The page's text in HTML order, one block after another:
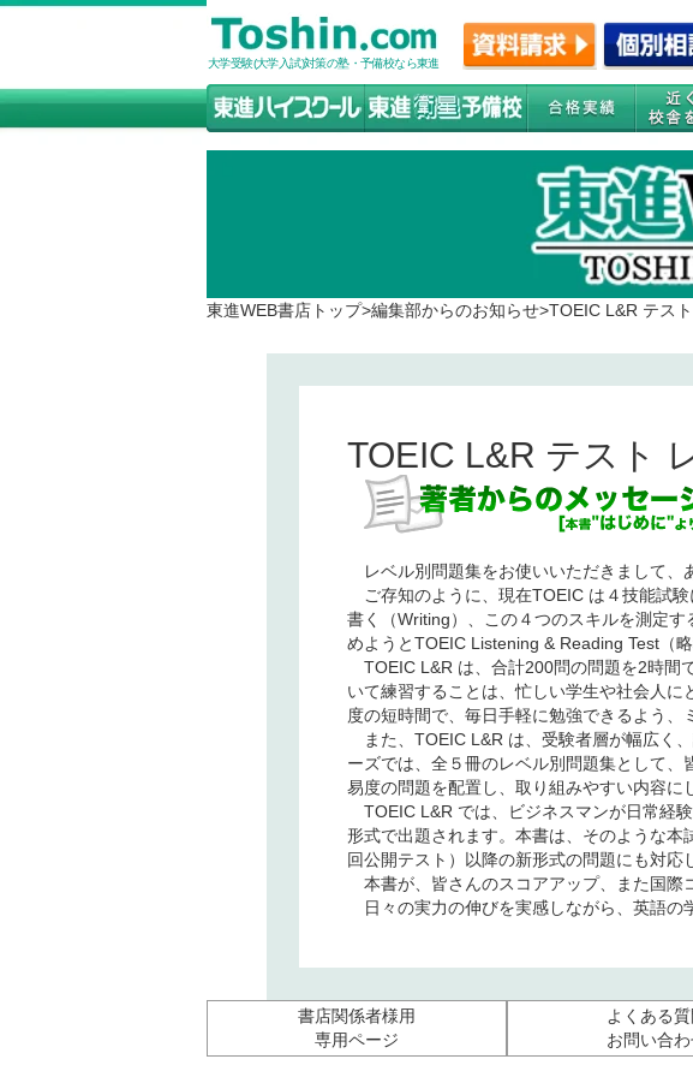
大学受験(大学入試)対策の塾・予備校なら東進
東進WEB書店トップ>編集部からのお知らせ>TOEIC L&R テス
TOEIC L&R テスト
レベル別問題集をお使いいただきまして、
ご存知のように、現在TOEIC は４技能試
書く（Writing）、この４つのスキルを測定
めようとTOEIC Listening & Reading Test（
TOEIC L&R は、合計200問の問題を2時間
いて練習することは、忙しい学生や社会人
度の短時間で、毎日手軽に勉強できるよう、
また、TOEIC L&R は、受験者層が幅広く
ーズでは、全５冊のレベル別問題集として
易度の問題を配置し、取り組みやすい内容に
TOEIC L&R では、ビジネスマンが日常経
形式で出題されます。本書は、そのような
回公開テスト）以降の新形式の問題にも対応
本書が、皆さんのスコアアップ、また国際
日々の実力の伸びを実感しながら、英語
書店関係者様用
専用ページ
よくある質
お問い合